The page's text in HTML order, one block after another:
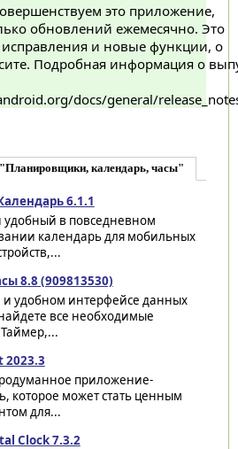
это приложение,
обновлений ежемесячно. Это
и новые функции, о
Подробная информация о
docs/general/
календарь, часы"
6.1.1
удобный в повседневном
календарь для мобильных
8.8 (909813530)
и удобном интерфейсе данных
все необходимые
2023.3
приложение-
которое может стать ценным
для...
Clock 7.3.2